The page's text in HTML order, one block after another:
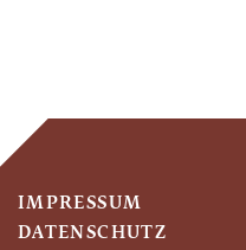
IMPRESSUM
DATENSCHUTZ